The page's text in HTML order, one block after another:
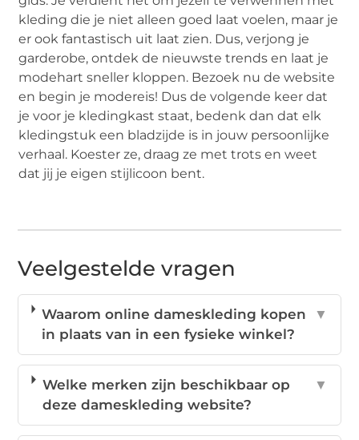
kleding die je niet alleen goed laat voelen, maar je
er ook fantastisch uit laat zien. Dus, verjong je
garderobe, ontdek de nieuwste trends en laat je
modehart sneller kloppen. Bezoek nu de website
en begin je modereis! Dus de volgende keer dat
je voor je kledingkast staat, bedenk dan dat elk
kledingstuk een bladzijde is in jouw persoonlijke
verhaal. Koester ze, draag ze met trots en weet
dat jij je eigen stijlicoon bent.
Veelgestelde vragen
Waarom online dameskleding kopen
in plaats van in een fysieke winkel?
▼
Welke merken zijn beschikbaar op
deze dameskleding website?
▼